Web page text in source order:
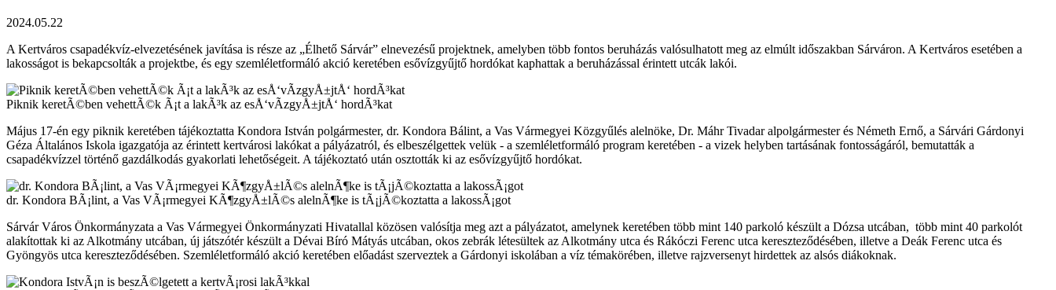
2024.05.22
A Kertváros csapadékvíz-elvezetésének javítása is része az „Élhető Sárvár” elnevezésű projektnek, amelyben több fontos beruházás valósulhatott meg az elmúlt időszakban Sárváron. A Kertváros esetében a
lakosságot is bekapcsolták a projektbe, és egy szemléletformáló akció keretében esővízgyűjtő hordókat kaphattak a beruházással érintett utcák lakói.
Piknik keretÃ©ben vehettÃ©k Ã¡t a lakÃ³k az esÅ‘vÃ­zgyÅ±jtÅ‘ hordÃ³kat
Május 17-én egy piknik keretében tájékoztatta Kondora István polgármester, dr. Kondora Bálint, a Vas Vármegyei Közgyűlés alelnöke, Dr. Máhr Tivadar alpolgármester és Németh Ernő, a Sárvári Gárdonyi
Géza Általános Iskola igazgatója az érintett kertvárosi lakókat a pályázatról, és elbeszélgettek velük - a szemléletformáló program keretében - a vizek helyben tartásának fontosságáról, bemutatták a
csapadékvízzel történő gazdálkodás gyakorlati lehetőségeit. A tájékoztató után osztották ki az esővízgyűjtő hordókat.
dr. Kondora BÃ¡lint, a Vas VÃ¡rmegyei KÃ¶zgyÅ±lÃ©s alelnÃ¶ke is tÃ¡jÃ©koztatta a lakossÃ¡got
Sárvár Város Önkormányzata a Vas Vármegyei Önkormányzati Hivatallal közösen valósítja meg azt a pályázatot, amelynek keretében több mint 140 parkoló készült a Dózsa utcában, több mint 40 parkolót
alakítottak ki az Alkotmány utcában, új játszótér készült a Dévai Bíró Mátyás utcában, okos zebrák létesültek az Alkotmány utca és Rákóczi Ferenc utca kereszteződésében, illetve a Deák Ferenc utca és
Gyöngyös utca kereszteződésében. Szemléletformáló akció keretében előadást szerveztek a Gárdonyi iskolában a víz témakörében, illetve rajzversenyt hirdettek az alsós diákoknak.